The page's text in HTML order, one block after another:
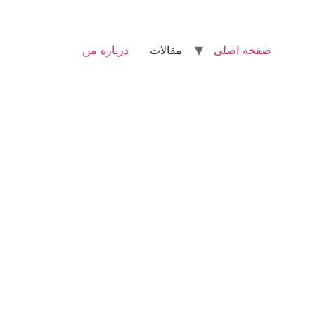
صفحه اصلی مقالات درباره من